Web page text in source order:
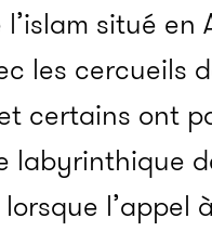
situé en
les cercueils
certains ont
l’appel